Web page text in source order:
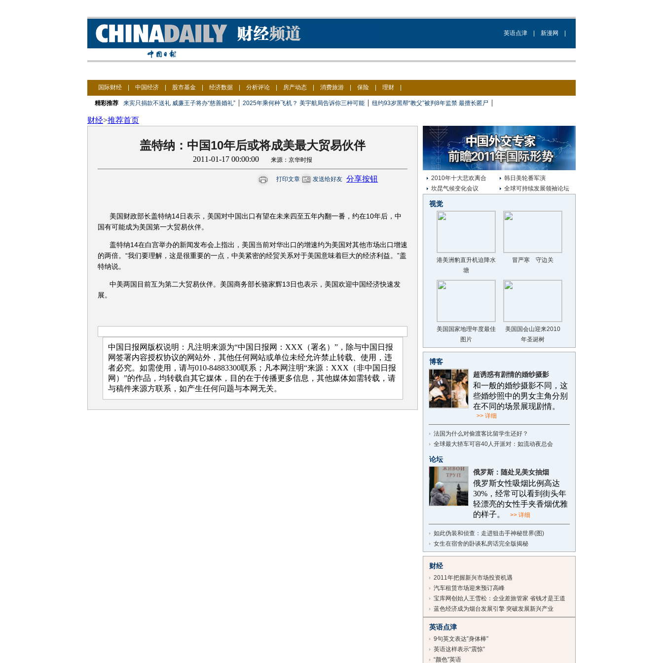
英语点津 新漫网
国际财经 中国经济 股市基金 经济数据 分析评论 房产动态 消费旅游 保险 理财
精彩推荐 来宾只捐款不送礼 威廉王子将办“慈善婚礼” | 2025年乘何种飞机？ 美宇航局告诉你三种可能 | 纽约93岁黑帮“教父”被判8年监禁 最擅长匿尸 |
财经>推荐首页
盖特纳：中国10年后或将成美最大贸易伙伴
2011-01-17 00:00:00 来源：京华时报
打印文章 发送给好友 分享按钮
美国财政部长盖特纳14日表示，美国对中国出口有望在未来四至五年内翻一番，约在10年后，中
国有可能成为美国第一大贸易伙伴。
盖特纳14在白宫举办的新闻发布会上指出，美国当前对华出口的增速约为美国对其他市场出口增速
的两倍。“我们要理解，这是很重要的一点，中美紧密的经贸关系对于美国意味着巨大的经济利益。”盖
特纳说。
中美两国目前互为第二大贸易伙伴。美国商务部长骆家辉13日也表示，美国欢迎中国经济快速发
展。
中国日报网版权说明：凡注明来源为“中国日报网：XXX（署名）”，除与中国日报
网签署内容授权协议的网站外，其他任何网站或单位未经允许禁止转载、使用，违
者必究。如需使用，请与010-84883300联系；凡本网注明“来源：XXX（非中国日报
网）”的作品，均转载自其它媒体，目的在于传播更多信息，其他媒体如需转载，请
与稿件来源方联系，如产生任何问题与本网无关。
2010年十大悲欢离合
坎昆气候变化会议
韩日美轮番军演
全球可持续发展领袖论坛
视觉
港美洲豹直升机迫降水
塘
冒严寒 守边关
美国国家地理年度最佳
图片
美国国会山迎来2010
年圣诞树
博客
超诱惑有剧情的婚纱摄影
和一般的婚纱摄影不同，这
些婚纱照中的男女主角分别
在不同的场景展现剧情。
>> 详细
法国为什么对偷渡客比留学生还好？
全球最大轿车可容40人开派对：如流动夜总会
论坛
俄罗斯：随处见美女抽烟
俄罗斯女性吸烟比例高达
30%，经常可以看到街头年
轻漂亮的女性手夹香烟优雅
的样子。
>> 详细
如此伪装和侦查：走进狙击手神秘世界(图)
女生在宿舍的卧谈私房话完全版揭秘
财经
2011年把握新兴市场投资机遇
汽车租赁市场迎来预订高峰
宝库网创始人王雪松：企业差旅管家 省钱才是王道
蓝色经济成为烟台发展引擎 突破发展新兴产业
英语点津
9句英文表达”身体棒”
英语这样表示“震惊”
“颜色”英语